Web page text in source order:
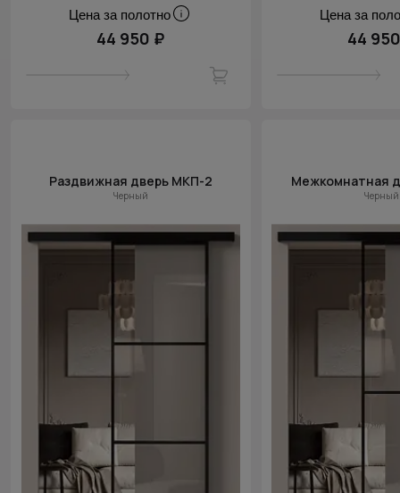
Цена за полотно
44 950 ₽
Цена за
44
Раздвижная дверь МКП-2
Черный
Межкомнатная
Черный